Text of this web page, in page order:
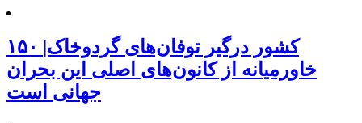
۱۵۰ کشور درگیر توفان‌های گردوخاک|
خاورمیانه از کانون‌های اصلی این بحران
جهانی است